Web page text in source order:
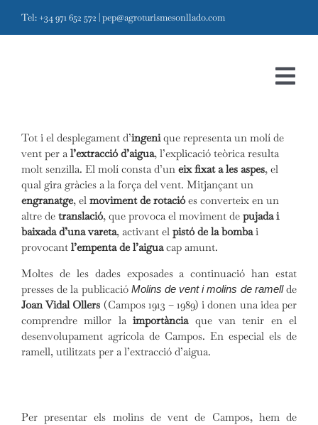
Skip
to
Tel: +34 971 652 572 pep@agroturismesonllado.com
Inici
Projecte
Ecomuseu
Agroturisme
Visites i contacte
Els molins de ramell
Tot i el desplegament d’ingenique representa un molí de
vent per a l’extracció d’aigua, l’explicació teòrica resulta
molt senzilla. El molí consta d’un eix fixat a les aspes, el
qual gira gràcies a la força del vent. Mitjançant un
engranatge, el moviment de rotacióes converteix en un
altre de translació, que provoca el moviment de pujada i
baixada d’una vareta, activant el pistó de la bombai
provocant l’empenta de l’aiguacap amunt.
Moltes de les dades exposades a continuació han estat
presses de la publicació Molins de vent i molins de ramellde
Joan Vidal Ollers (Campos 1913 – 1989) i donen una idea per
comprendre millor laimportànciaque van tenir en el
desenvolupament agrícola de Campos. En especial els de
ramell, utilitzats per a l’extracció d’aigua.
Per presentar els molins de vent de Campos, hem de